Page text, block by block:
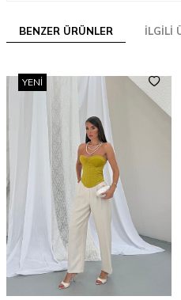
BENZER ÜRÜNLER İLGILI
YENI